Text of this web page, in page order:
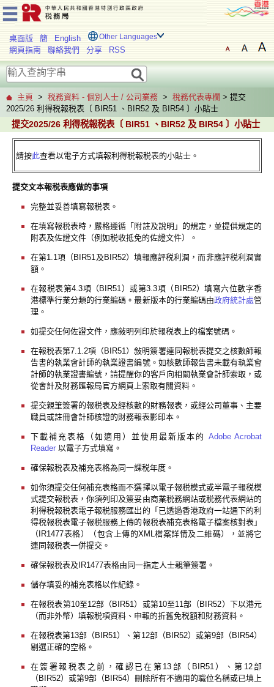
桌面版 簡 English Other Languages
網頁指南 聯絡我們 分享 RSS
主頁 > 税務資料 - 個別人士 / 公司業務 > 稅務代表專欄 > 提交
2025/26 利得税報税表〔 BIR51 、BIR52 及 BIR54 〕小貼士
提交2025/26 利得税報税表〔 BIR51 、BIR52 及 BIR54 〕小貼士
請按此查看以電子方式填報利得税報税表的小貼士。
提交文本報税表應做的事項
完整並妥善填寫報税表。
在填寫報税表時，嚴格遵循「附註及說明」的規定，並提供規定的
附表及佐證文件（例如税收抵免的佐證文件）。
在第1.1項（BIR51及BIR52）填報應評税利潤，而非應評税利潤實
額。
在報税表第4.3項（BIR51）或第3.3項（BIR52）填寫六位數字香
港標準行業分類的行業編碼。最新版本的行業編碼由政府統計處管
理。
如提交任何佐證文件，應敍明列印於報税表上的檔案號碼。
在報税表第7.1.2項（BIR51）敍明簽署連同報税表提交之核數師報
告書的執業會計師的執業證書編號。如核數師報告書未載有執業會
計師的執業證書編號，請提醒你的客戶向相關執業會計師索取，或
從會計及財務匯報局官方網頁上索取有關資料。
提交親筆簽署的報税表及經核數的財務報表，或經公司董事、主要
職員或註冊會計師核證的財務報表影印本。
下載補充表格（如適用）並使用最新版本的 Adobe Acrobat
Reader 以電子方式填寫。
確保報税表及補充表格為同一課税年度。
如你須提交任何補充表格而不選擇以電子報税模式或半電子報税模
式提交報税表，你須列印及簽妥由商業税務網站或税務代表網站的
利得税報税表電子報税服務匯出的「已透過香港政府一站通下的利
得税報税表電子報税服務上傳的報税表補充表格電子檔案核對表」
（IR1477表格）（包含上傳的XML檔案詳情及二維碼），並將它
連同報税表一併提交。
確保報税表及IR1477表格由同一指定人士親筆簽署。
儲存填妥的補充表格以作紀錄。
在報税表第10至12部（BIR51）或第10至11部（BIR52）下以港元
（而非外幣）填報税項資料、申報的折舊免税額和財務資料。
在報税表第13部（BIR51）、第12部（BIR52）或第9部（BIR54）
剔選正確的空格。
在簽署報税表之前，確認已在第13部（BIR51）、第12部
（BIR52）或第9部（BIR54）刪除所有不適用的職位名稱或已填上